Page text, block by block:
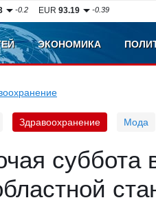
-0.2 EUR93.19 -0.39
ЭКОНОМИКА
Здравоохранение Мода
суббота